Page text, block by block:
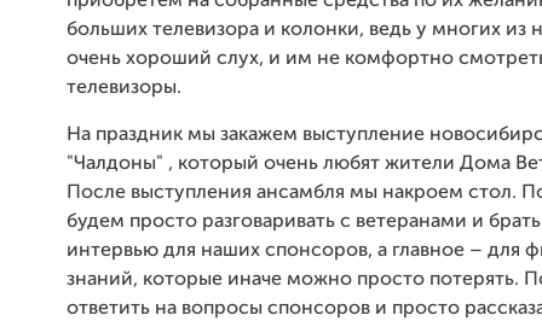
больших телевизора и колонки, ведь у многих из
очень хороший слух, и им не комфортно
телевизоры.
На праздник мы закажем выступление
"Чалдоны" , который очень любят жители Дома
После выступления ансамбля мы накроем стол.
будем просто разговаривать с ветеранами и
интервью для наших спонсоров, а главное – для
знаний, которые иначе можно просто потерять.
ответить на вопросы спонсоров и просто